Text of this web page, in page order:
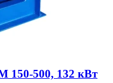
150-500, 132 кВт